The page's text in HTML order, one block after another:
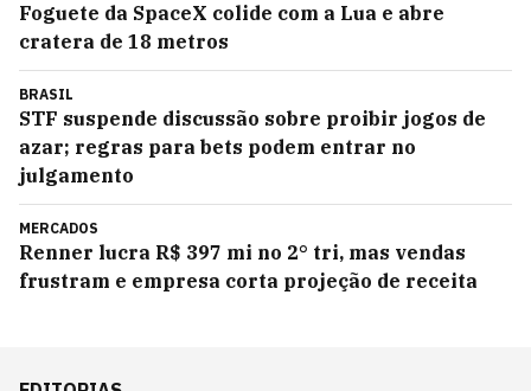
Foguete da SpaceX colide com a Lua e abre
cratera de 18 metros
BRASIL
STF suspende discussão sobre proibir jogos de
azar; regras para bets podem entrar no
julgamento
MERCADOS
Renner lucra R$ 397 mi no 2° tri, mas vendas
frustram e empresa corta projeção de receita